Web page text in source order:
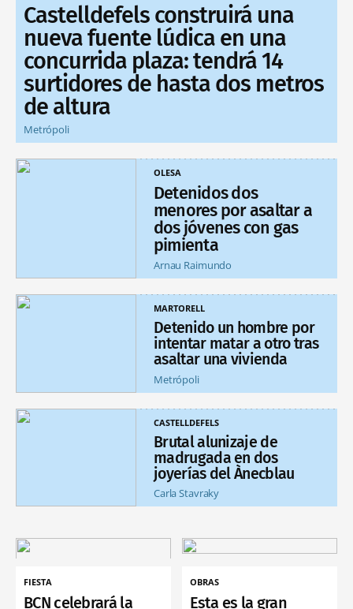
Castelldefels construirá una
nueva fuente lúdica en una
concurrida plaza: tendrá 14
surtidores de hasta dos metros
de altura
Metrópoli
OLESA
Detenidos dos
menores por asaltar a
dos jóvenes con gas
pimienta
Arnau Raimundo
MARTORELL
Detenido un hombre por
intentar matar a otro tras
asaltar una vivienda
Metrópoli
CASTELLDEFELS
Brutal alunizaje de
madrugada en dos
joyerías del Ànecblau
Carla Stavraky
FIESTA
BCN celebrará la
OBRAS
Esta es la gran